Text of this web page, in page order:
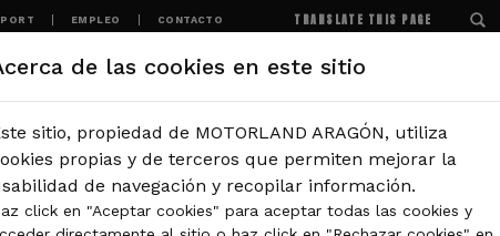
EMPLEO CONTACTO TRANSLATE THIS PAGE
de las cookies en este sitio
sitio, propiedad de MOTORLAND ARAGÓN, utiliza
propias y de terceros que permiten mejorar la
de navegación y recopilar información.
click en "Aceptar cookies" para aceptar todas las cookies y